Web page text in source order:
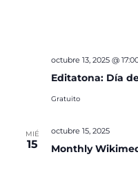
Editatona: Día
octubre 13, 2025 @
Gratuito
MIÉ
15 Monthly
octubre 15, 2025